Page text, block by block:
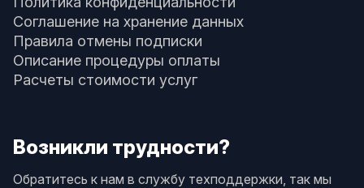
Соглашение на хранение данных
Правила отмены подписки
Описание процедуры оплаты
Расчеты стоимости услуг
Возникли трудности?
Обратитесь к нам в службу техподдержки, так мы